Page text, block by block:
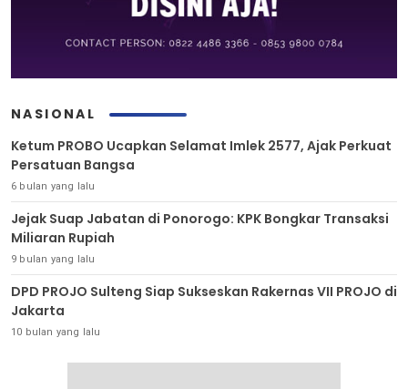
NASIONAL
Ketum PROBO Ucapkan Selamat Imlek 2577, Ajak Perkuat
Persatuan Bangsa
6 bulan yang lalu
Jejak Suap Jabatan di Ponorogo: KPK Bongkar Transaksi
Miliaran Rupiah
9 bulan yang lalu
DPD PROJO Sulteng Siap Sukseskan Rakernas VII PROJO di
Jakarta
10 bulan yang lalu